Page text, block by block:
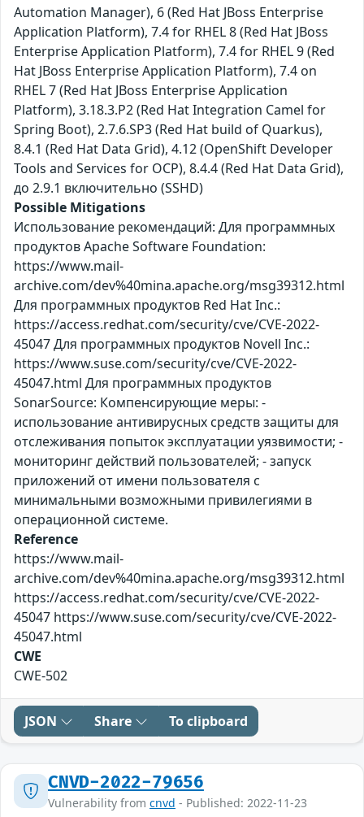
Automation Manager), 6 (Red Hat JBoss Enterprise
Application Platform), 7.4 for RHEL 8 (Red Hat JBoss
Enterprise Application Platform), 7.4 for RHEL 9 (Red
Hat JBoss Enterprise Application Platform), 7.4 on
RHEL 7 (Red Hat JBoss Enterprise Application
Platform), 3.18.3.P2 (Red Hat Integration Camel for
Spring Boot), 2.7.6.SP3 (Red Hat build of Quarkus),
8.4.1 (Red Hat Data Grid), 4.12 (OpenShift Developer
Tools and Services for OCP), 8.4.4 (Red Hat Data Grid),
до 2.9.1 включительно (SSHD)
Possible Mitigations
Использование рекомендаций: Для программных
продуктов Apache Software Foundation:
https://www.mail-
archive.com/dev%40mina.apache.org/msg39312.html
Для программных продуктов Red Hat Inc.:
https://access.redhat.com/security/cve/CVE-2022-
45047 Для программных продуктов Novell Inc.:
https://www.suse.com/security/cve/CVE-2022-
45047.html Для программных продуктов
SonarSource: Компенсирующие меры: -
использование антивирусных средств защиты для
отслеживания попыток эксплуатации уязвимости; -
мониторинг действий пользователей; - запуск
приложений от имени пользователя с
минимальными возможными привилегиями в
операционной системе.
Reference
https://www.mail-
archive.com/dev%40mina.apache.org/msg39312.html
https://access.redhat.com/security/cve/CVE-2022-
45047 https://www.suse.com/security/cve/CVE-2022-
45047.html
CWE
CWE-502
JSON Share To clipboard
CNVD-2022-79656
Vulnerability from cnvd - Published: 2022-11-23